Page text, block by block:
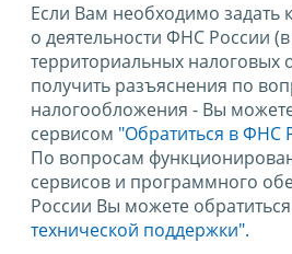
Если Вам необходимо задать
о деятельности ФНС России
территориальных налоговых
получить разъяснения по
налогообложения - Вы
сервисом "Обратиться в ФНС
По вопросам
сервисов и программного
России Вы можете
технической поддержки".